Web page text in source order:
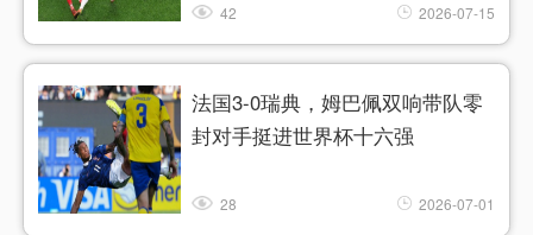
42 2026-07-15
法国3-0瑞典，姆巴佩双响带队零
封对手挺进世界杯十六强
28 2026-07-01